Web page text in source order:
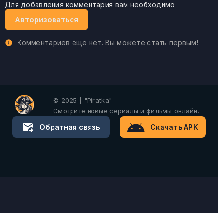
Для добавления комментария вам необходимо
Авторизоваться
Комментариев еще нет. Вы можете стать первым!
© 2025 | "Piratka"
Смотрите новые сериалы и фильмы онлайн.
Обратная связь Скачать APK